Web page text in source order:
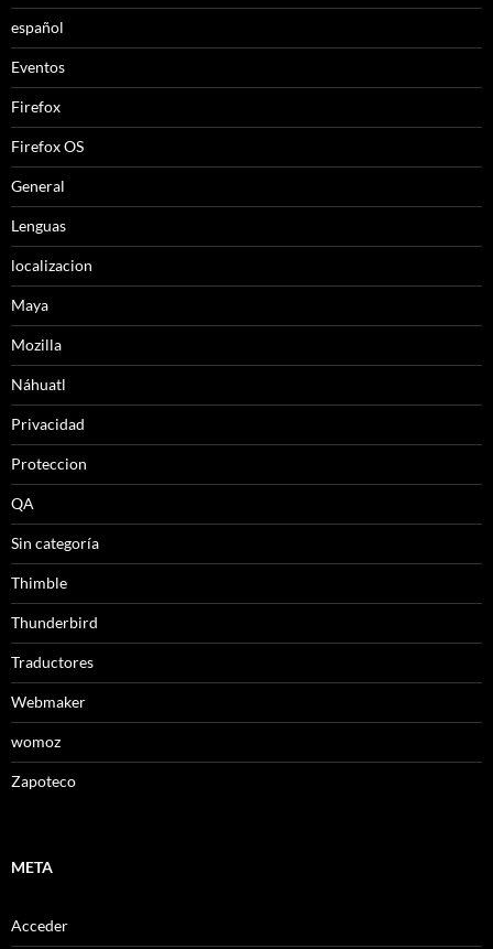
español
Eventos
Firefox
Firefox OS
General
Lenguas
localizacion
Maya
Mozilla
Náhuatl
Privacidad
Proteccion
QA
Sin categoría
Thimble
Thunderbird
Traductores
Webmaker
womoz
Zapoteco
META
Acceder